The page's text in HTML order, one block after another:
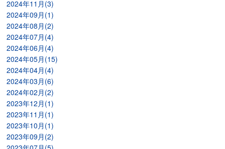
2024年11月(3)
2024年09月(1)
2024年08月(2)
2024年07月(4)
2024年06月(4)
2024年05月(15)
2024年04月(4)
2024年03月(6)
2024年02月(2)
2023年12月(1)
2023年11月(1)
2023年10月(1)
2023年09月(2)